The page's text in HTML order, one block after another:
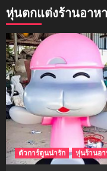
5
ม็อคอัพน้ำ
1
mockups
hi-q
mockups
หุ่นตกแต่งร้านอาห
ตัวการ์ตูนน่ารัก หุ่นร้านอา